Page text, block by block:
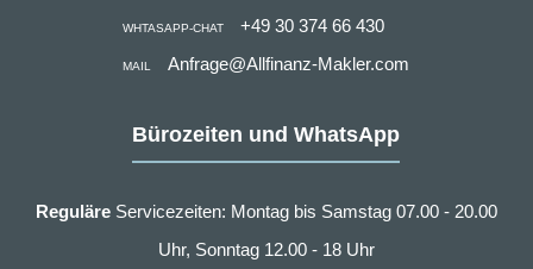
WHTASAPP-CHAT +49 30 374 66 430
MAIL Anfrage@Allfinanz-Makler.com
Bürozeiten und WhatsApp
ReguläreServicezeiten: Montag bis Samstag 07.00 - 20.00
Uhr, Sonntag 12.00 - 18 Uhr